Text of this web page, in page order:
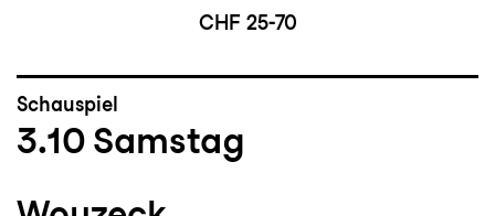
CHF 25-70
Schauspiel
3.10 Samstag